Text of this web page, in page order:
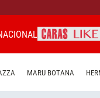
MARU BOTANA